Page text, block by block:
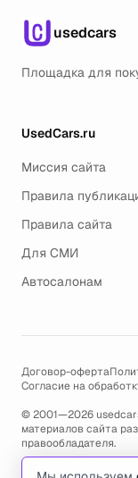
usedcars
Площадка для
UsedCars.ru
Миссия сайта
Правила
Правила сайта
Для СМИ
Автосалонам
Договор-оферта
Согласие на
© 2001—2026
материалов сайта
правообладателя.
Пользуясь сайтом, вы